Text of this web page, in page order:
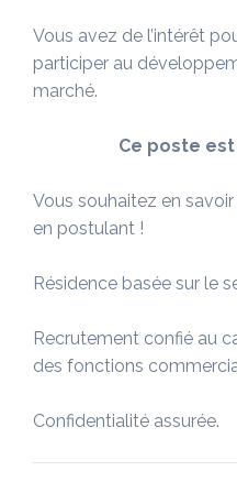
Vous avez de l’intérêt
participer au
marché.
Ce poste
Vous souhaitez en
en postulant !
Résidence basée sur le
Recrutement confié au
des fonctions
Confidentialité assurée.